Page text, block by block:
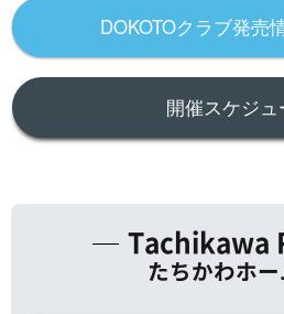
DOKOTOクラブ発売
開催スケジュ
Tachikawa
たちかわホ